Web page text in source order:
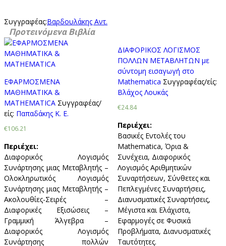
Συγγραφέας:Βαρδουλάκης Αντ.
Προτεινόμενα Βιβλία
ΕΦΑΡΜΟΣΜΕΝΑ
ΜΑΘΗΜΑΤΙΚΑ &
MATHEMATICA Συγγραφέας/
είς: Παπαδάκης Κ. Ε.
€106.21
Περιέχει:
Διαφορικός Λογισμός
Συνάρτησης μιας Μεταβλητής –
Ολοκληρωτικός Λογισμός
Συνάρτησης μιας Μεταβλητής –
Ακολουθίες-Σειρές –
Διαφορικές Εξισώσεις –
Γραμμική Άλγεβρα –
Διαφορικός Λογισμός
Συνάρτησης πολλών
ΔΙΑΦΟΡΙΚΟΣ ΛΟΓΙΣΜΟΣ
ΠΟΛΛΩΝ ΜΕΤΑΒΛΗΤΩΝ με
σύντομη εισαγωγή στο
Mathematica Συγγραφέας/είς:
Βλάχος Λουκάς
€24.84
Περιέχει:
Βασικές Εντολές του
Mathematica, Όρια &
Συνέχεια, Διαφορικός
Λογισμός Αριθμητικών
Συναρτήσεων, Σύνθετες και
Πεπλεγμένες Συναρτήσεις,
Διανυσματικές Συναρτήσεις,
Μέγιστα και Ελάχιστα,
Εφαρμογές σε Φυσικά
Προβλήματα, Διανυσματικές
Ταυτότητες.